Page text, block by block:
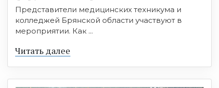
Представители медицинских техникума и
колледжей Брянской области участвуют в
мероприятии. Как ...
Читать далее